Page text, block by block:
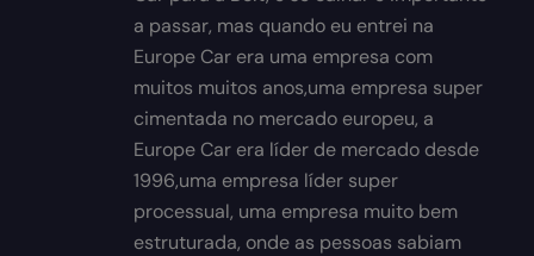
a passar, mas quando eu entrei na
Europe Car era uma empresa com
muitos muitos anos,uma empresa super
cimentada no mercado europeu, a
Europe Car era líder de mercado desde
1996,uma empresa líder super
processual, uma empresa muito bem
estruturada, onde as pessoas sabiam